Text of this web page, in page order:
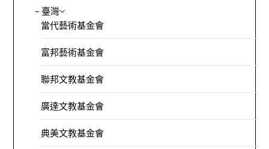
– 臺灣
當代藝術基金會
富邦藝術基金會
聯邦文教基金會
廣達文教基金會
典美文教基金會